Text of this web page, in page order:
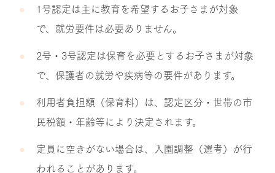
1号認定は主に教育を希望するお子さまが対象
で、就労要件は必要ありません。
2号・3号認定は保育を必要とするお子さまが対象
で、保護者の就労や疾病等の要件があります。
利用者負担額（保育料）は、認定区分・世帯の市
民税額・年齢等により決定されます。
定員に空きがない場合は、入園調整（選考）が行
われることがあります。